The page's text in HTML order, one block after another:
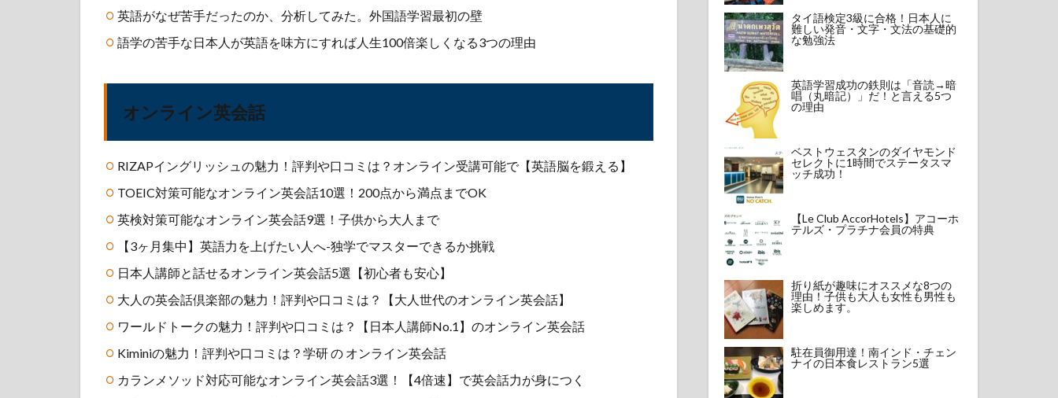
英語がなぜ苦手だったのか、分析してみた。外国語学習最初の壁
語学の苦手な日本人が英語を味方にすれば人生100倍楽しくなる3つの理由
オンライン英会話
RIZAPイングリッシュの魅力！評判や口コミは？オンライン受講可能で【英語脳を鍛える】
TOEIC対策可能なオンライン英会話10選！200点から満点までOK
英検対策可能なオンライン英会話9選！子供から大人まで
【3ヶ月集中】英語力を上げたい人へ-独学でマスターできるか挑戦
日本人講師と話せるオンライン英会話5選【初心者も安心】
大人の英会話倶楽部の魅力！評判や口コミは？【大人世代のオンライン英会話】
ワールドトークの魅力！評判や口コミは？【日本人講師No.1】のオンライン英会話
Kiminiの魅力！評判や口コミは？学研 の オンライン英会話
カランメソッド対応可能なオンライン英会話3選！【4倍速】で英会話力が身につく
タイ語検定3級に合格！日本人に
難しい発音・文字・文法の基礎的
な勉強法
英語学習成功の鉄則は「音読→暗
唱（丸暗記）」だ！と言える5つ
の理由
ベストウェスタンのダイヤモンド
セレクトに1時間でステータスマ
ッチ成功！
【Le Club AccorHotels】アコーホ
テルズ・プラチナ会員の特典
折り紙が趣味にオススメな8つの
理由！子供も大人も女性も男性も
楽しめます。
駐在員御用達！南インド・チェン
ナイの日本食レストラン5選